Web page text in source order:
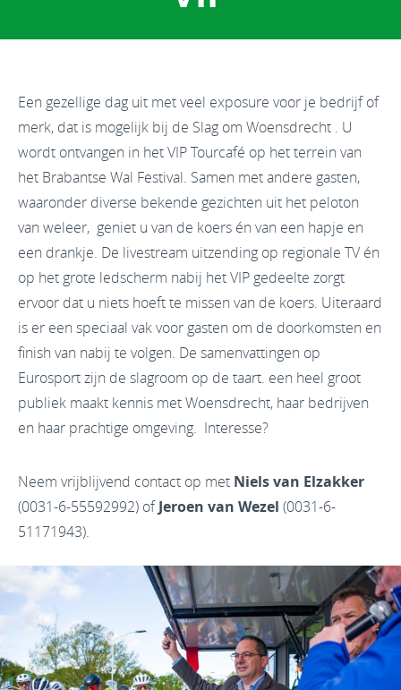
Een gezellige dag uit met veel exposure voor je bedrijf of
merk, dat is mogelijk bij de Slag om Woensdrecht . U
wordt ontvangen in het VIP Tourcafé op het terrein van
het Brabantse Wal Festival. Samen met andere gasten,
waaronder diverse bekende gezichten uit het peloton
van weleer, geniet u van de koers én van een hapje en
een drankje. De livestream uitzending op regionale TV én
op het grote ledscherm nabij het VIP gedeelte zorgt
ervoor dat u niets hoeft te missen van de koers. Uiteraard
is er een speciaal vak voor gasten om de doorkomsten en
finish van nabij te volgen. De samenvattingen op
Eurosport zijn de slagroom op de taart. een heel groot
publiek maakt kennis met Woensdrecht, haar bedrijven
en haar prachtige omgeving. Interesse?
Neem vrijblijvend contact op met Niels van Elzakker
(0031-6-55592992) ofJeroen van Wezel (0031-6-
51171943).